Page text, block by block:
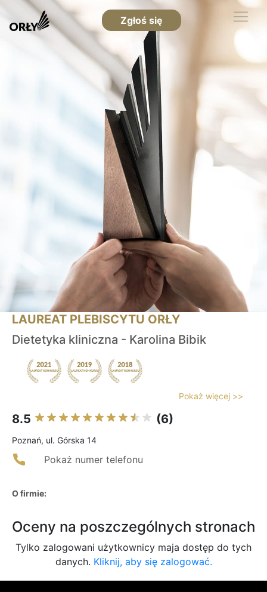
Zgłoś się
LAUREAT PLEBISCYTU ORŁY
Dietetyka kliniczna - Karolina Bibik
Pokaż więcej >>
8.5 (6)
Poznań, ul. Górska 14
Pokaż numer telefonu
O firmie:
Oceny na poszczególnych stronach
Tylko zalogowani użytkownicy maja dostęp do tych
danych. Kliknij, aby się zalogować.